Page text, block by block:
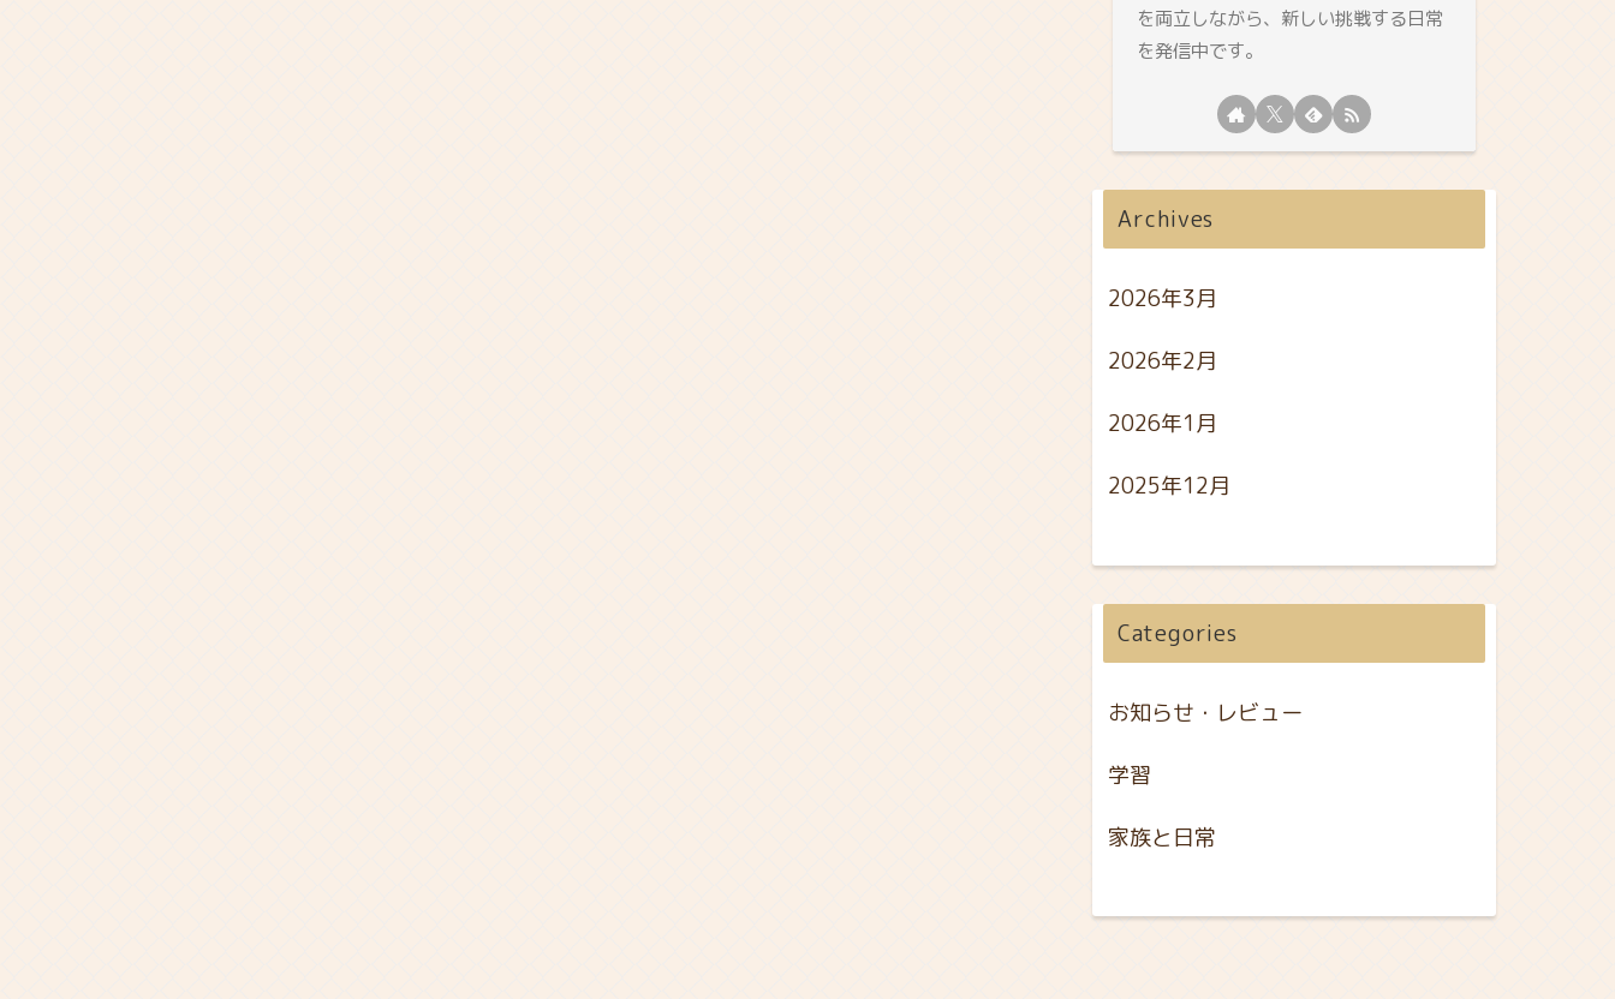
を両立しながら、新しい挑戦する日常
を発信中です。
Archives
2026年3月
2026年2月
2026年1月
2025年12月
Categories
お知らせ・レビュー
学習
家族と日常